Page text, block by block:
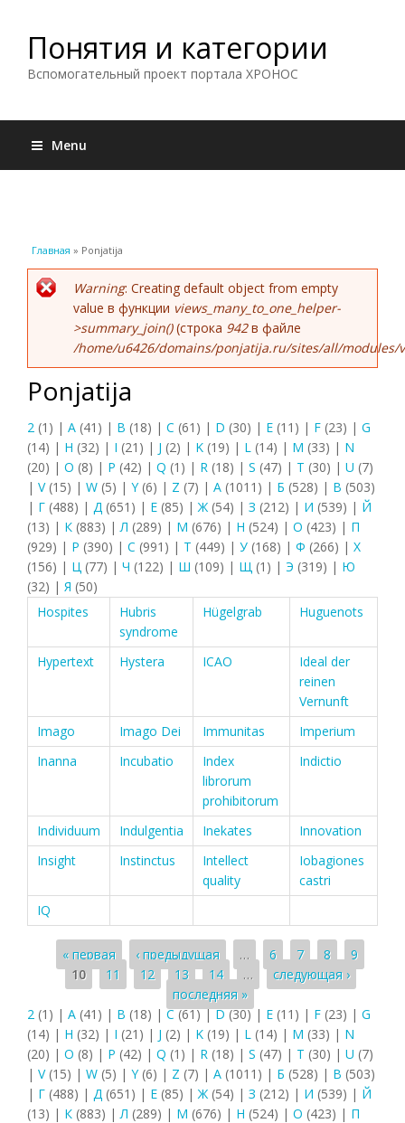
Понятия и категории
Вспомогательный проект портала ХРОНОС
Menu
Вы здесь
Главная » Ponjatija
Сообщение об ошибке
Warning: Creating default object from empty
value в функции views_many_to_one_helper-
>summary_join()(строка 942в файле
/home/u6426/domains/ponjatija.ru/sites/all/modules/
Ponjatija
2 (1) | A (41) | B (18) | C (61) | D (30) | E (11) | F (23) | G
(14) | H (32) | I (21) | J (2) | K (19) | L (14) | M (33) | N
(20) | O (8) | P (42) | Q (1) | R (18) | S (47) | T (30) | U (7)
| V(15) | W (5) | Y(6) | Z (7) | А (1011) | Б (528) | В (503)
| Г (488) | Д (651) | Е (85) | Ж (54) | З (212) | И (539) | Й
(13) | К (883) | Л (289) | М (676) | Н (524) | О (423) | П
(929) | Р (390) | С (991) | Т (449) | У (168) | Ф (266) | Х
(156) | Ц (77) | Ч (122) | Ш (109) | Щ (1) | Э (319) | Ю
(32) | Я (50)
Hospites
Hubris
syndrome
Hügelgrab Huguenots
Hypertext Hystera ICAO
Ideal der
reinen
Vernunft
Imago
Imago Dei Immunitas
Imperium
Inanna
Incubatio
Index
librorum
prohibitorum
Indictio
Individuum Indulgentia Inekates
Innovation
Insight
Instinctus
Intellect
quality
Iobagiones
castri
IQ
Страницы
« первая ‹ предыдущая … 6 7 8
9
10
11 12 13 14 …
следующая ›
последняя »
2 (1) | A (41) | B (18) | C(61)|D(30) | E (11) | F (23) | G
(14) | H (32) | I (21) | J (2) | K (19) | L (14) | M (33) | N
(20) | O (8) | P (42) | Q (1) | R (18) | S (47) | T (30) | U (7)
| V(15) | W (5) | Y(6) | Z (7) | А (1011) | Б (528) | В (503)
| Г (488) | Д (651) | Е (85) | Ж (54) | З (212) | И (539) | Й
(13) | К (883) | Л (289) | М (676) | Н (524) | О (423) | П